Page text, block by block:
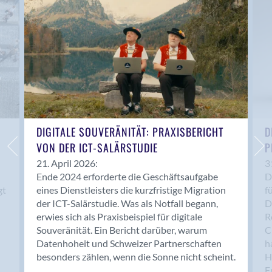
Anwil
Appenzell
Au SG
Baar
Baden
Balsthal
Balzers
Basel
Bassersdorf
Belp
Bendern
Benken (SG)
Bergdietikon
Berlin
Bern
Bern - Liebefeld
DIGITALE SOUVERÄNITÄT: PRAXISBERICHT
VON DER ICT-SALÄRSTUDIE
21. April 2026:
Ende 2024 erforderte die Geschäftsaufgabe
eines Dienstleisters die kurzfristige Migration
der ICT-Salärstudie. Was als Notfall begann,
erwies sich als Praxisbeispiel für digitale
Souveränität. Ein Bericht darüber, warum
Datenhoheit und Schweizer Partnerschaften
besonders zählen, wenn die Sonne nicht scheint.